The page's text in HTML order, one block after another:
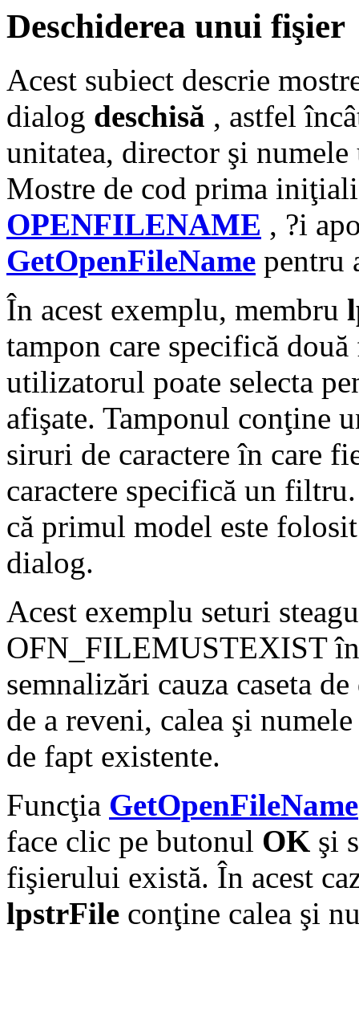
Deschiderea unui fişier
Acest subiect descrie
dialog deschisă , astfel
unitatea, director şi
Mostre de cod prima
OPENFILENAME , ?i
GetOpenFileName pentru
În acest exemplu, membru
tampon care specifică
utilizatorul poate selecta
afişate. Tamponul conţine
siruri de caractere în care
caractere specifică un
că primul model este folosit
dialog.
Acest exemplu seturi
OFN_FILEMUSTEXIST
semnalizări cauza caseta
de a reveni, calea şi
de fapt existente.
Funcţia GetOpenFileName
face clic pe butonul OK şi
fişierului există. În acest
lpstrFile conţine calea şi